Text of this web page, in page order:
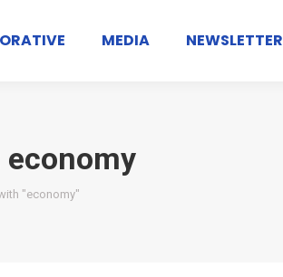
MEDIA NEWSLETTER
economy
"economy"